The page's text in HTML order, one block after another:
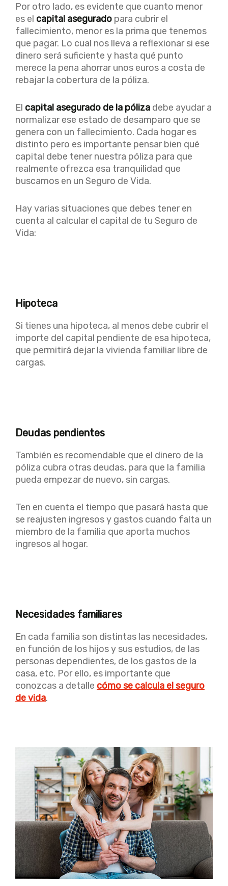
Por otro lado, es evidente que cuanto menor
es el capital asegurado para cubrir el
fallecimiento, menor es la prima que tenemos
que pagar. Lo cual nos lleva a reflexionar si ese
dinero será suficiente y hasta qué punto
merece la pena ahorrar unos euros a costa de
rebajar la cobertura de la póliza.
El capital asegurado de la póliza debe ayudar a
normalizar ese estado de desamparo que se
genera con un fallecimiento. Cada hogar es
distinto pero es importante pensar bien qué
capital debe tener nuestra póliza para que
realmente ofrezca esa tranquilidad que
buscamos en un Seguro de Vida.
Hay varias situaciones que debes tener en
cuenta al calcular el capital de tu Seguro de
Vida:
Hipoteca
Si tienes una hipoteca, al menos debe cubrir el
importe del capital pendiente de esa hipoteca,
que permitirá dejar la vivienda familiar libre de
cargas.
Deudas pendientes
También es recomendable que el dinero de la
póliza cubra otras deudas, para que la familia
pueda empezar de nuevo, sin cargas.
Ten en cuenta el tiempo que pasará hasta que
se reajusten ingresos y gastos cuando falta un
miembro de la familia que aporta muchos
ingresos al hogar.
Necesidades familiares
En cada familia son distintas las necesidades,
en función de los hijos y sus estudios, de las
personas dependientes, de los gastos de la
casa, etc. Por ello, es importante que
conozcas a detalle cómo se calcula el seguro
de vida.